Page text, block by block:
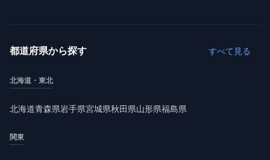
都道府県から探す すべて見る
北海道・東北
北海道青森県岩手県宮城県秋田県山形県福島県
関東